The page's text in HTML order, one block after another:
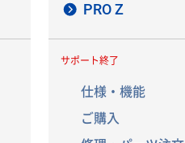
PRO Z
サポート終了
仕様・機能
ご購入